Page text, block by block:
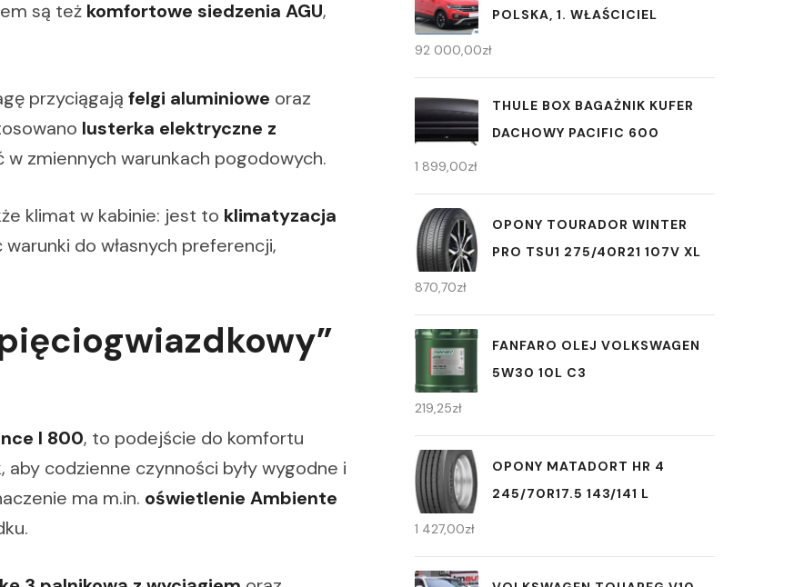
są też komfortowe siedzenia AGU,
przyciągają felgi aluminiowe oraz
lusterka elektryczne z
zmiennych warunkach pogodowych.
klimat w kabinie: jest to klimatyzacja
do własnych preferencji,
I 800, to podejście do komfortu
codzienne czynności były wygodne i
ma m.in. oświetlenie Ambiente
POLSKA, 1. WŁAŚCICIEL
92 000,00zł
THULE BOX BAGAŻNIK KUFER
DACHOWY PACIFIC 600
1 899,00zł
OPONY TOURADOR WINTER
PRO TSU1 275/40R21 107V XL
870,70zł
FANFARO OLEJ VOLKSWAGEN
5W30 10L C3
219,25zł
OPONY MATADORT HR 4
245/70R17.5 143/141 L
1 427,00zł